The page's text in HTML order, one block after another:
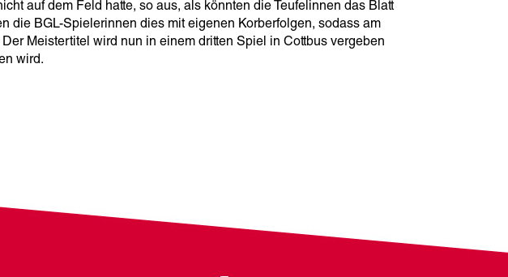
auf dem Feld hatte, so aus, als könnten die Teufelinnen das Blatt
die BGL-Spielerinnen dies mit eigenen Korberfolgen, sodass am
Meistertitel wird nun in einem dritten Spiel in Cottbus vergeben
wird.